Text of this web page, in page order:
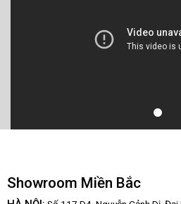
Showroom Miền Bắc